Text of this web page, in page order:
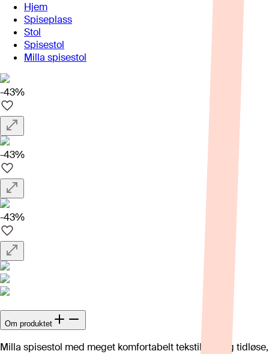
Hjem
Spiseplass
Stol
Spisestol
Milla spisestol
-43%
-43%
-43%
Om produktet
Milla spisestol med meget komfortabelt tekstilsete og tidløse,